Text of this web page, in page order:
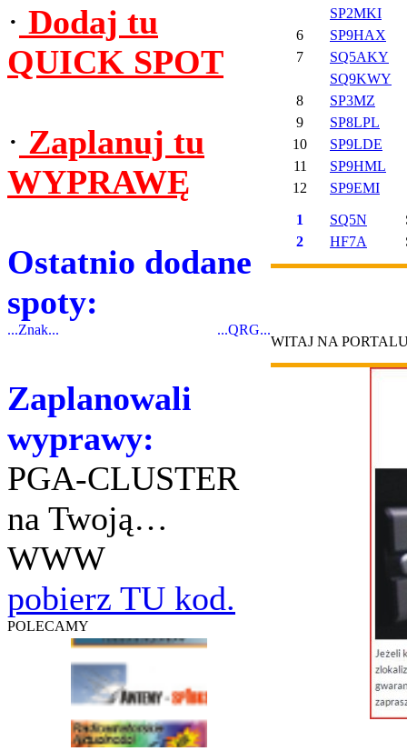
· Dodaj tu
QUICK SPOT
· Zaplanuj tu
WYPRAWĘ
Ostatnio dodane
spoty:
...Znak... ...QRG...
Zaplanowali
wyprawy:
PGA-CLUSTER
na Twoją…
WWW
pobierz TU kod.
POLECAMY
SP2MKI
6
SP9HAX
7
SQ5AKY
SQ9KWY
8
SP3MZ
9
SP8LPL
10
SP9LDE
11
SP9HML
12
SP9EMI
1 SQ5N
2
HF7A
WITAJ NA